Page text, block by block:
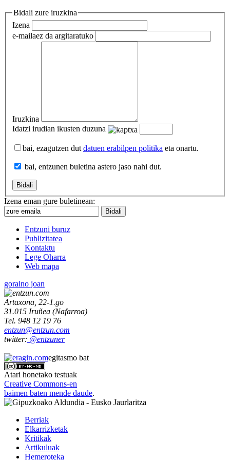
Bidali zure iruzkina
Izena
e-mailaez da argitaratuko
Iruzkina
Idatzi irudian ikusten duzuna
bai, ezagutzen dutdatuen erabilpen politika eta onartu.
bai, entzunen buletina astero jaso nahi dut.
Izena eman gure buletinean:
Entzuni buruz
Publizitatea
Kontaktu
Lege Oharra
Web mapa
goraino joan
Artaxona, 22-1.go
31.015 Iruñea (Nafarroa)
Tel. 948 12 19 76
entzun@entzun.com
twitter: @entzuner
egitasmo bat
Atari honetako testuak
Creative Commons-en
baimen baten mende daude.
Berriak
Elkarrizketak
Kritikak
Artikuluak
Hemeroteka